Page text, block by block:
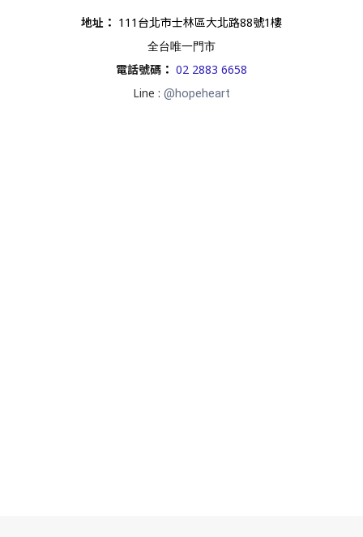
地址 ： 111台北市士林區大北路88號1樓
全台唯一門市
電話號碼 ： 02 2883 6658
Line : @hopeheart